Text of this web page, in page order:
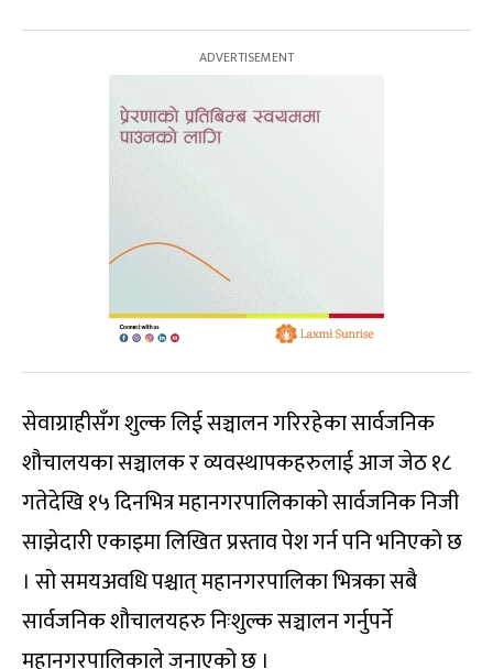
सेवाग्राहीसँग शुल्क लिई सञ्चालन गरिरहेका सार्वजनिक
शौचालयका सञ्चालक र व्यवस्थापकहरुलाई आज जेठ १८
गतेदेखि १५ दिनभित्र महानगरपालिकाको सार्वजनिक निजी
साझेदारी एकाइमा लिखित प्रस्ताव पेश गर्न पनि भनिएको छ
। सो समयअवधि पश्चात् महानगरपालिका भित्रका सबै
सार्वजनिक शौचालयहरु निःशुल्क सञ्चालन गर्नुपर्ने
महानगरपालिकाले जनाएको छ ।